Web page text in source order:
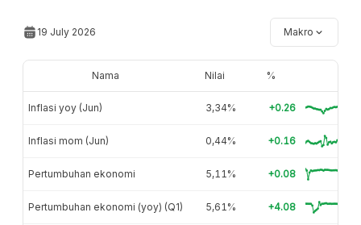
19 July 2026 Makro
Nama Nilai %
Inflasi yoy (Jun) 3,34% +0.26
Inflasi mom (Jun) 0,44% +0.16
Pertumbuhan ekonomi 5,11% +0.08
Pertumbuhan ekonomi (yoy) (Q1) 5,61% +4.08